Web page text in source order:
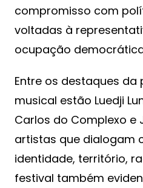
compromisso com
voltadas à
ocupação
Entre os destaques
musical estão Luedji
Carlos do Complexo e
artistas que dialogam
identidade, território,
festival também